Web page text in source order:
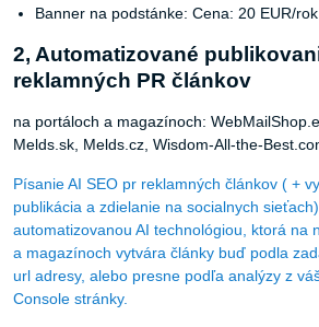
Banner na podstánke: Cena: 20 EUR/rok
2, Automatizované
reklamných PR článkov
na portáloch a magazínoch:
Melds.sk, Melds.cz, Wisdom-All-the-
Písanie AI SEO pr reklamných článkov ( +
publikácia a zdielanie na socialnych
automatizovanou AI technológiou, ktorá na
a magazínoch vytvára články buď podla
url adresy, alebo presne podľa analýzy z
Console stránky.